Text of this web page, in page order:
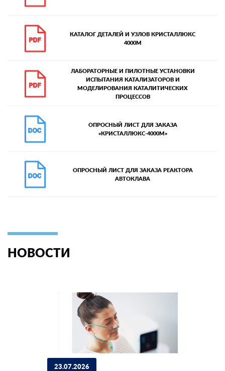
КАТАЛОГ ДЕТАЛЕЙ И УЗЛОВ КРИСТАЛЛЮКС
4000М
ЛАБОРАТОРНЫЕ И ПИЛОТНЫЕ УСТАНОВКИ
ИСПЫТАНИЯ КАТАЛИЗАТОРОВ И
МОДЕЛИРОВАНИЯ КАТАЛИТИЧЕСКИХ
ПРОЦЕССОВ
ОПРОСНЫЙ ЛИСТ ДЛЯ ЗАКАЗА
«КРИСТАЛЛЮКС-4000М»
ОПРОСНЫЙ ЛИСТ ДЛЯ ЗАКАЗА РЕАКТОРА
АВТОКЛАВА
НОВОСТИ
23.07.2026